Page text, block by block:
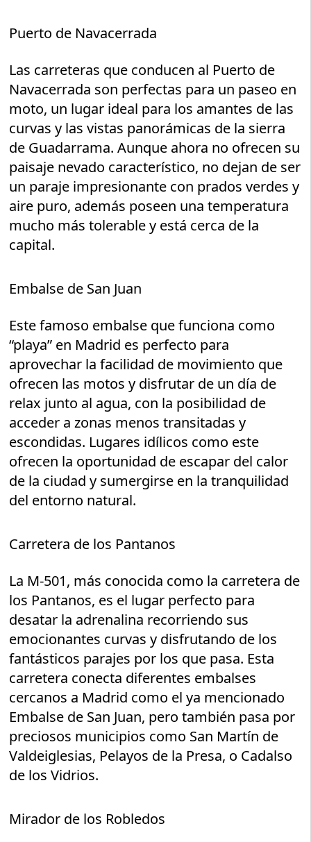
Puerto de Navacerrada
Las carreteras que conducen al Puerto de
Navacerrada son perfectas para un paseo en
moto, un lugar ideal para los amantes de las
curvas y las vistas panorámicas de la sierra
de Guadarrama. Aunque ahora no ofrecen su
paisaje nevado característico, no dejan de ser
un paraje impresionante con prados verdes y
aire puro, además poseen una temperatura
mucho más tolerable y está cerca de la
capital.
Embalse de San Juan
Este famoso embalse que funciona como
“playa” en Madrid es perfecto para
aprovechar la facilidad de movimiento que
ofrecen las motos y disfrutar de un día de
relax junto al agua, con la posibilidad de
acceder a zonas menos transitadas y
escondidas. Lugares idílicos como este
ofrecen la oportunidad de escapar del calor
de la ciudad y sumergirse en la tranquilidad
del entorno natural.
Carretera de los Pantanos
La M-501, más conocida como la carretera de
los Pantanos, es el lugar perfecto para
desatar la adrenalina recorriendo sus
emocionantes curvas y disfrutando de los
fantásticos parajes por los que pasa. Esta
carretera conecta diferentes embalses
cercanos a Madrid como el ya mencionado
Embalse de San Juan, pero también pasa por
preciosos municipios como San Martín de
Valdeiglesias, Pelayos de la Presa, o Cadalso
de los Vidrios.
Mirador de los Robledos